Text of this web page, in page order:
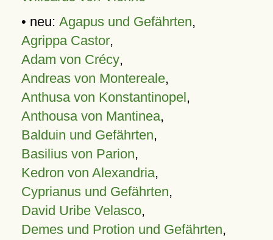
• neu: Agapus und Gefährten,
Agrippa Castor,
Adam von Crécy,
Andreas von Montereale,
Anthusa von Konstantinopel,
Anthousa von Mantinea,
Balduin und Gefährten,
Basilius von Parion,
Kedron von Alexandria,
Cyprianus und Gefährten,
David Uribe Velasco,
Demes und Protion und Gefährten,